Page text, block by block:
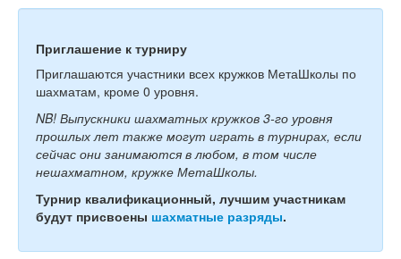
Приглашение к турниру
Приглашаются участники всех кружков МетаШколы по
шахматам, кроме 0 уровня.
NB! Выпускники шахматных кружков 3-го уровня
прошлых лет также могут играть в турнирах, если
сейчас они занимаются в любом, в том числе
нешахматном, кружке МетаШколы.
Турнир квалификационный, лучшим участникам
будут присвоены шахматные разряды.